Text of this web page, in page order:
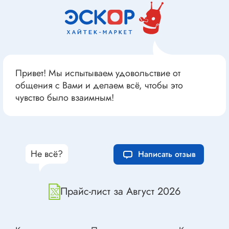
Привет! Мы испытываем удовольствие от
общения с Вами и делаем всё, чтобы это
чувство было взаимным!
Прайс-лист за Август 2026
Не всё? Написать отзыв